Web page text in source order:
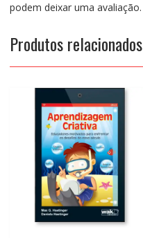
podem deixar uma avaliação.
Produtos relacionados